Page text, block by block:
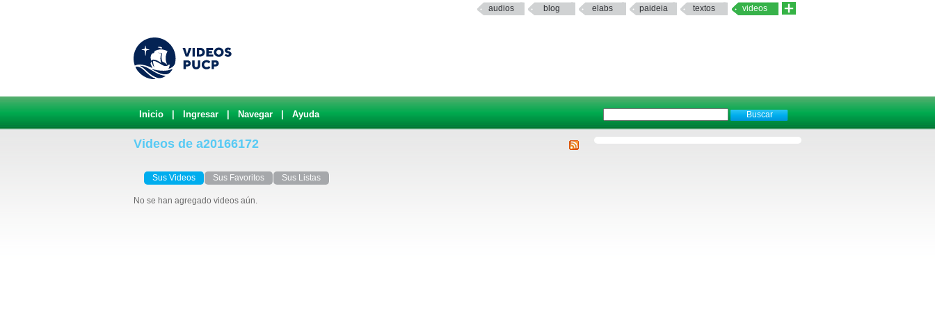
audios blog elabs paideia textos videos
Inicio Ingresar Navegar Ayuda
Videos de a20166172
Sus Videos Sus Favoritos Sus Listas
No se han agregado videos aún.